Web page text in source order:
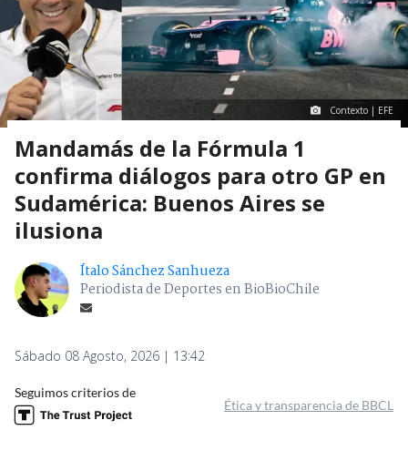
Contexto | EFE
Mandamás de la Fórmula 1
confirma diálogos para otro GP en
Sudamérica: Buenos Aires se
ilusiona
Ítalo Sánchez Sanhueza
Periodista de Deportes en BioBioChile
Sábado 08 Agosto, 2026 | 13:42
Seguimos criterios de
Ética y transparencia de BBCL